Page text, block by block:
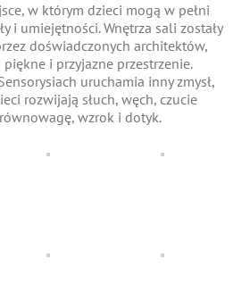
w którym dzieci mogą w pełni
i umiejętności. Wnętrza sali zostały
doświadczonych architektów,
i przyjazne przestrzenie.
uruchamia inny zmysł,
rozwijają słuch, węch, czucie
wzrok i dotyk.